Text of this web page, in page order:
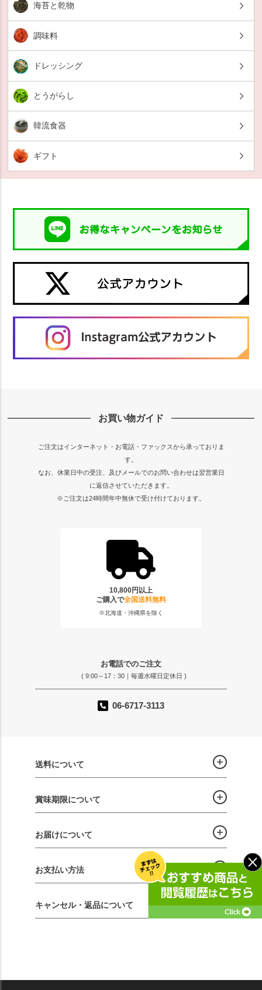
海苔と乾物
調味料
ドレッシング
とうがらし
韓流食器
ギフト
お買い物ガイド
ご注文はインターネット・お電話・ファックスから承っておりま
す。
なお、休業日中の受注、及びメールでのお問い合わせは翌営業日
に返信させていただきます。
※ご注文は24時間年中無休で受け付けております。
10,800円以上
ご購入で全国送料無料
※北海道・沖縄県を除く
お電話でのご注文
( 9:00～17：30｜毎週水曜日定休日 )
06-6717-3113
送料について
賞味期限について
お届けについて
お支払い方法
キャンセル・返品について